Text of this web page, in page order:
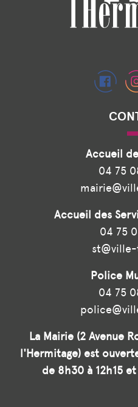
Accueil
04 75
Accueil des
04 75
Police
04 75
La Mairie (2 Avenue
l'Hermitage) est
de 8h30 à 12h15